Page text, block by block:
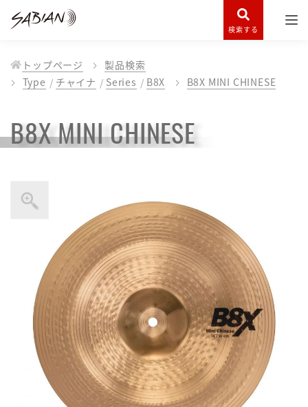
検索する
トップページ
製品検索
Type
チャイナ Series B8X B8X MINI CHINESE
B8X MINI CHINESE